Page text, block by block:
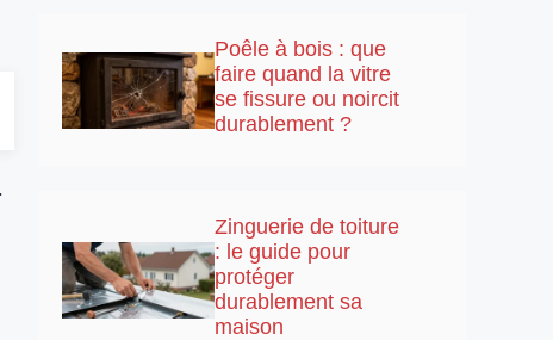
Poêle à bois : que
faire quand la vitre
se fissure ou noircit
durablement ?
Zinguerie de toiture
: le guide pour
protéger
durablement sa
maison